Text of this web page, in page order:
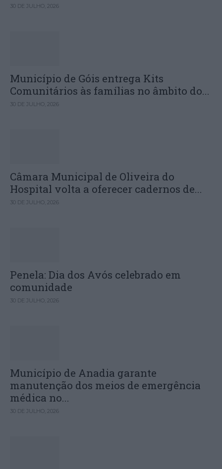
30 DE JULHO, 2026
Município de Góis entrega Kits
Comunitários às famílias no âmbito do...
30 DE JULHO, 2026
Câmara Municipal de Oliveira do
Hospital volta a oferecer cadernos de...
30 DE JULHO, 2026
Penela: Dia dos Avós celebrado em
comunidade
30 DE JULHO, 2026
Município de Anadia garante
manutenção dos meios de emergência
médica no...
30 DE JULHO, 2026